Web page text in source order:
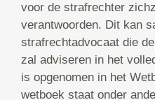
voor de strafrechter
verantwoorden. Dit kan
strafrechtadvocaat die
zal adviseren in het
is opgenomen in het
wetboek staat onder